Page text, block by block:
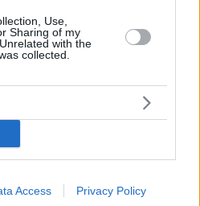
Use,
Sharing of my
with the
collected.
Access Privacy Policy